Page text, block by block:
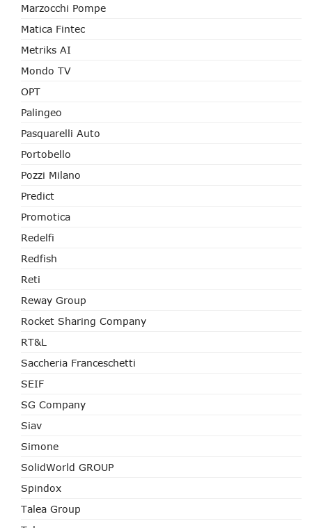
Marzocchi Pompe
Matica Fintec
Metriks AI
Mondo TV
OPT
Palingeo
Pasquarelli Auto
Portobello
Pozzi Milano
Predict
Promotica
Redelfi
Redfish
Reti
Reway Group
Rocket Sharing Company
RT&L
Saccheria Franceschetti
SEIF
SG Company
Siav
Simone
SolidWorld GROUP
Spindox
Talea Group